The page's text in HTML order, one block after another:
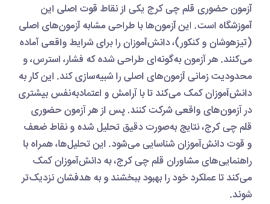
آزمون حضوری قلم چی کرجیکی از نقاط قوت اصلی این
آموزشگاه است. این آزمون‌ها با طراحی مشابه آزمون‌های اصلی
(تیزهوشان و کنکور)، دانش‌آموزان را برای شرایط واقعی آماده
می‌کنند. هر آزمون به‌گونه‌ای طراحی شده که فشار، استرس، و
محدودیت زمانی آزمون‌های اصلی را شبیه‌سازی کند. این کار به
دانش‌آموزان کمک می‌کند تا با آرامش و اعتمادبه‌نفس بیشتری
در آزمون‌های واقعی شرکت کنند. پس از هرآزمون حضوری
قلم چی کرج، نتایج به‌صورت دقیق تحلیل شده و نقاط ضعف
و قوت دانش‌آموزان شناسایی می‌شود. این تحلیل‌ها، همراه با
راهنمایی‌های مشاورانقلم چی کرج، به دانش‌آموزان کمک
می‌کند تا عملکرد خود را بهبود ببخشند و به هدفشان نزدیک‌تر
شوند.